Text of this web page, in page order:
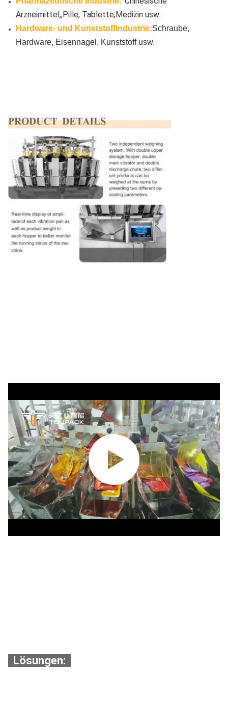
Arzneimittel,,Pille, Tablette,Medizin usw.
Hardware- und Kunststoffindustrie:Schraube,
Hardware, Eisennagel, Kunststoff usw.
Lösungen: